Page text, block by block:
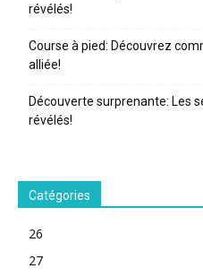
révélés!
Course à pied: Découvrez
alliée!
Découverte surprenante: Les
révélés!
Catégories
26
27